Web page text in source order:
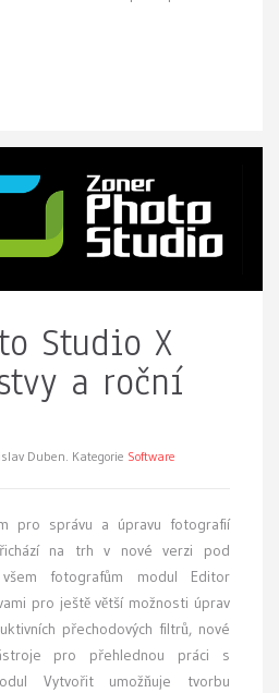
Studio X
a roční
Duben. Kategorie Software
pro správu a úpravu fotografií
na trh v nové verzi pod
fotografům modul Editor
pro ještě větší možnosti úprav
přechodových filtrů, nové
pro přehlednou práci s
Vytvořit umožňuje tvorbu